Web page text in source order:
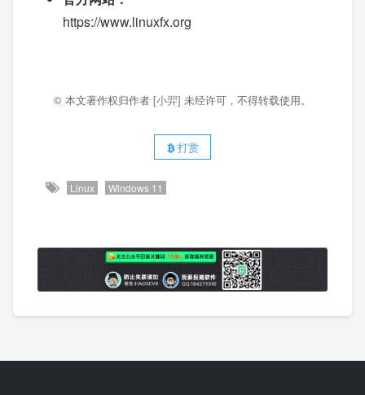
https://www.linuxfx.org
© 本文著作权归作者 [小羿] 未经许可，不得转载使用。
打赏
Linux Windows 11